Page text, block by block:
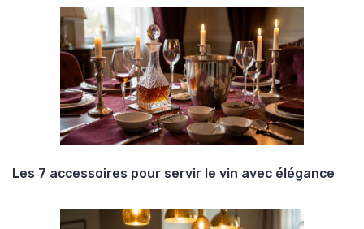
Les 7 accessoires pour servir le vin avec élégance